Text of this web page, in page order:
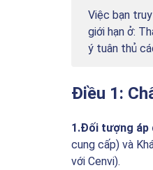
Việc bạn
giới hạn ở:
ý tuân thủ
Điều 1:
1.Đối tượng áp
cung cấp) và
với Cenvi).